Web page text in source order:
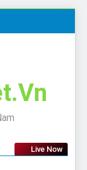
Live Now